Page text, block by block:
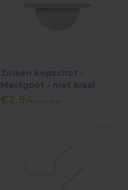
Zinken kopschot -
Mastgoot - met kraal
€2,94 Incl. btw